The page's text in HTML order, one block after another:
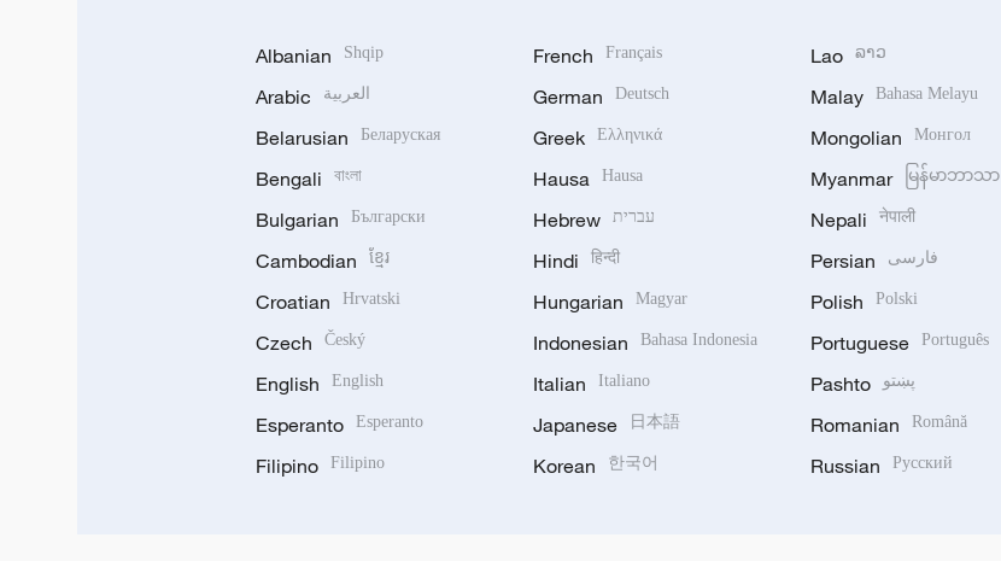
Albanian Shqip
Arabic العربية
Belarusian Беларуская
Bengali বাংলা
Bulgarian Български
Cambodian ខ្មែរ
Croatian Hrvatski
Czech Český
English English
Esperanto Esperanto
Filipino Filipino
French Français
German Deutsch
Greek Ελληνικά
Hausa Hausa
Hebrew עברית
Hindi हिन्दी
Hungarian Magyar
Indonesian Bahasa Indonesia
Italian Italiano
Japanese 日本語
Korean 한국어
Lao ລາວ
Malay Bahasa Melayu
Mongolian Монгол
Myanmar မြန်မာဘာသာ
Nepali नेपाली
Persian فارسی
Polish Polski
Portuguese Português
Pashto پښتو
Romanian Română
Russian Русский